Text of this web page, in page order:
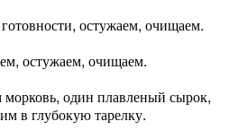
остужаем, очищаем.
остужаем, очищаем.
один плавленый сырок,
в глубокую тарелку.